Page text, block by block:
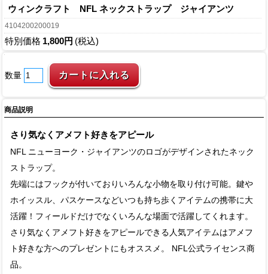
ウィンクラフト NFL ネックストラップ ジャイアンツ
4104200200019
特別価格 1,800円 (税込)
数量
商品説明
さり気なくアメフト好きをアピール
NFL ニューヨーク・ジャイアンツのロゴがデザインされたネック
ストラップ。
先端にはフックが付いておりいろんな小物を取り付け可能。鍵や
ホイッスル、パスケースなどいつも持ち歩くアイテムの携帯に大
活躍！フィールドだけでなくいろんな場面で活躍してくれます。
さり気なくアメフト好きをアピールできる人気アイテムはアメフ
ト好きな方へのプレゼントにもオススメ。 NFL公式ライセンス商
品。